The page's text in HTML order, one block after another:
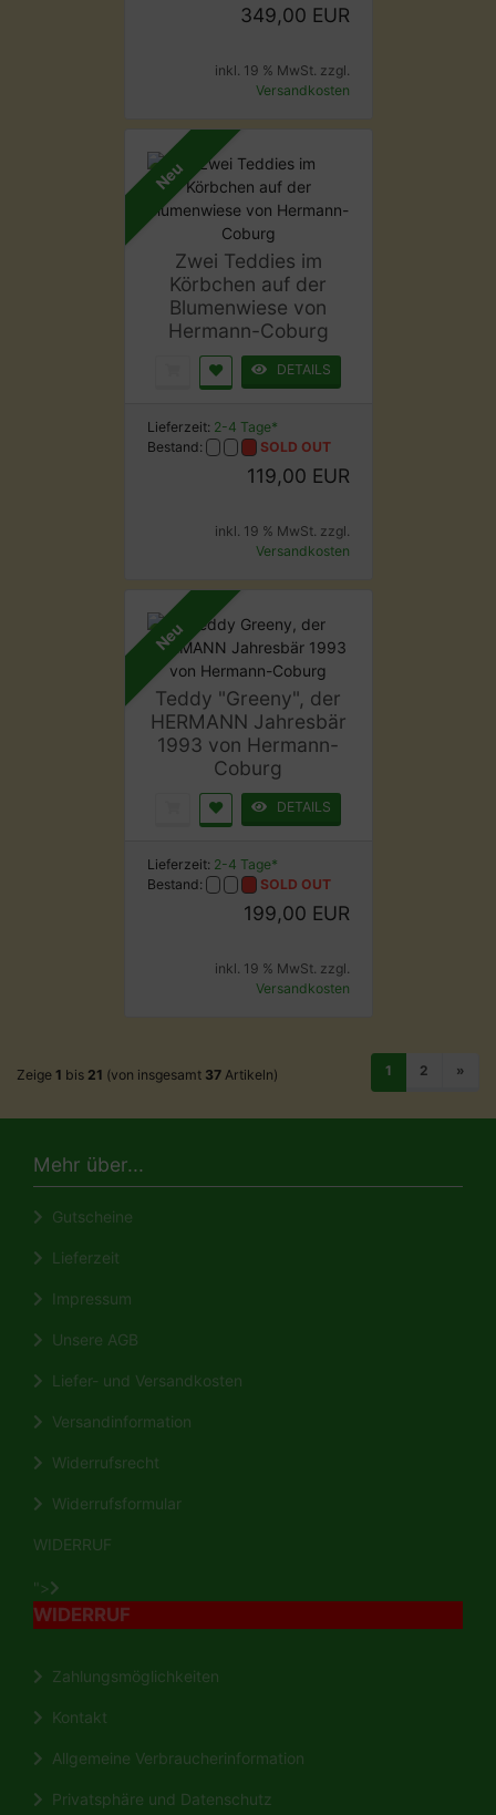
349,00 EUR
inkl. 19 % MwSt. zzgl.
Versandkosten
Neu
Zwei Teddies im
Körbchen auf der
Blumenwiese von
Hermann-Coburg
DETAILS
Lieferzeit: 2-4 Tage*
Bestand:
SOLD OUT
119,00 EUR
inkl. 19 % MwSt. zzgl.
Versandkosten
Neu
Teddy "Greeny", der
HERMANN Jahresbär
1993 von Hermann-
Coburg
DETAILS
Lieferzeit: 2-4 Tage*
Bestand:
SOLD OUT
199,00 EUR
inkl. 19 % MwSt. zzgl.
Versandkosten
Zeige 1 bis 21 (von insgesamt 37 Artikeln) 1 2 »
Mehr über...
Gutscheine
Lieferzeit
Impressum
Unsere AGB
Liefer- und Versandkosten
Versandinformation
Widerrufsrecht
Widerrufsformular
WIDERRUF
">
WIDERRUF
Zahlungsmöglichkeiten
Kontakt
Allgemeine Verbraucherinformation
Privatsphäre und Datenschutz